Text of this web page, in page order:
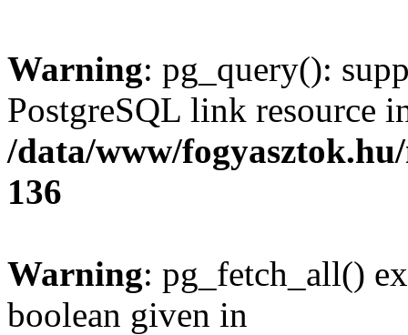
Warning: pg_query():
PostgreSQL link resource
/data/www/
136
Warning: pg_fetch_all()
boolean given in